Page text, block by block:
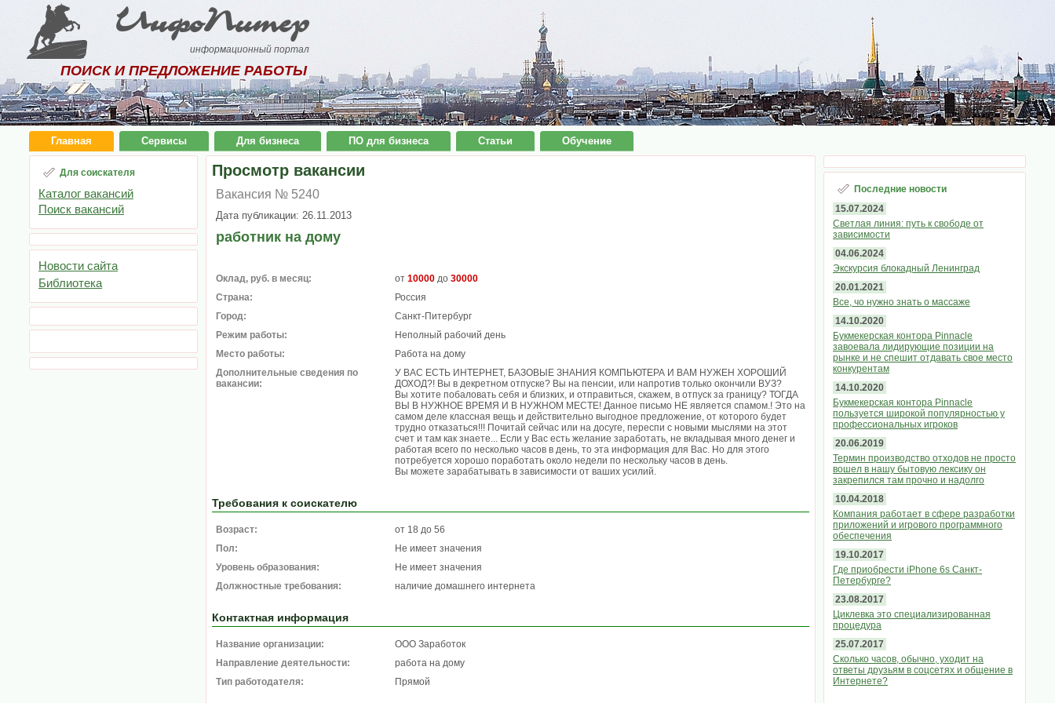
ИнфоПитер
информационный портал
ПОИСК И ПРЕДЛОЖЕНИЕ РАБОТЫ
Главная Сервисы Для бизнеса ПО для бизнеса Статьи Обучение
Для соискателя
Каталог вакансий
Поиск вакансий
Новости сайта
Библиотека
Просмотр вакансии
Вакансия № 5240
Дата публикации: 26.11.2013
работник на дому
Оклад, руб. в месяц: от 10000 до 30000
Страна:
Россия
Город:
Санкт-Питербург
Режим работы:
Неполный рабочий день
Место работы:
Работа на дому
Дополнительные сведения по
вакансии:
У ВАС ЕСТЬ ИНТЕРНЕТ, БАЗОВЫЕ ЗНАНИЯ КОМПЬЮТЕРА И ВАМ НУЖЕН ХОРОШИЙ
ДОХОД?! Вы в декретном отпуске? Вы на пенсии, или напротив только окончили ВУЗ?
Вы хотите побаловать себя и близких, и отправиться, скажем, в отпуск за границу? ТОГДА
ВЫ В НУЖНОЕ ВРЕМЯ И В НУЖНОМ МЕСТЕ! Данное письмо НЕ является спамом.! Это на
самом деле классная вещь и действительно выгодное предложение, от которого будет
трудно отказаться!!! Почитай сейчас или на досуге, переспи с новыми мыслями на этот
счет и там как знаете... Если у Вас есть желание заработать, не вкладывая много денег и
работая всего по несколько часов в день, то эта информация для Вас. Но для этого
потребуется хорошо поработать около недели по нескольку часов в день.
Вы можете зарабатывать в зависимости от ваших усилий.
Требования к соискателю
Возраст:
от 18 до 56
Пол:
Не имеет значения
Уровень образования:
Не имеет значения
Должностные требования:
наличие домашнего интернета
Контактная информация
Название организации:
ООО Заработок
Направление деятельности:
работа на дому
Тип работодателя:
Прямой
Последние новости
15.07.2024
Светлая линия: путь к свободе от
зависимости
04.06.2024
Экскурсия блокадный Ленинград
20.01.2021
Все, чо нужно знать о массаже
14.10.2020
Букмекерская контора Pinnacle
завоевала лидирующие позиции на
рынке и не спешит отдавать свое место
конкурентам
14.10.2020
Букмекерская контора Pinnacle
пользуется широкой популярностью у
профессиональных игроков
20.06.2019
Термин производство отходов не просто
вошел в нашу бытовую лексику он
закрепился там прочно и надолго
10.04.2018
Компания работает в сфере разработки
приложений и игрового программного
обеспечения
19.10.2017
Где приобрести iPhone 6s Санкт-
Петербурге?
23.08.2017
Циклевка это специализированная
процедура
25.07.2017
Сколько часов, обычно, уходит на
ответы друзьям в соцсетях и общение в
Интернете?